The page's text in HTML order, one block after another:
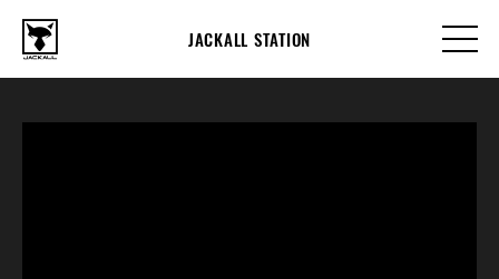
JACKALL STATION